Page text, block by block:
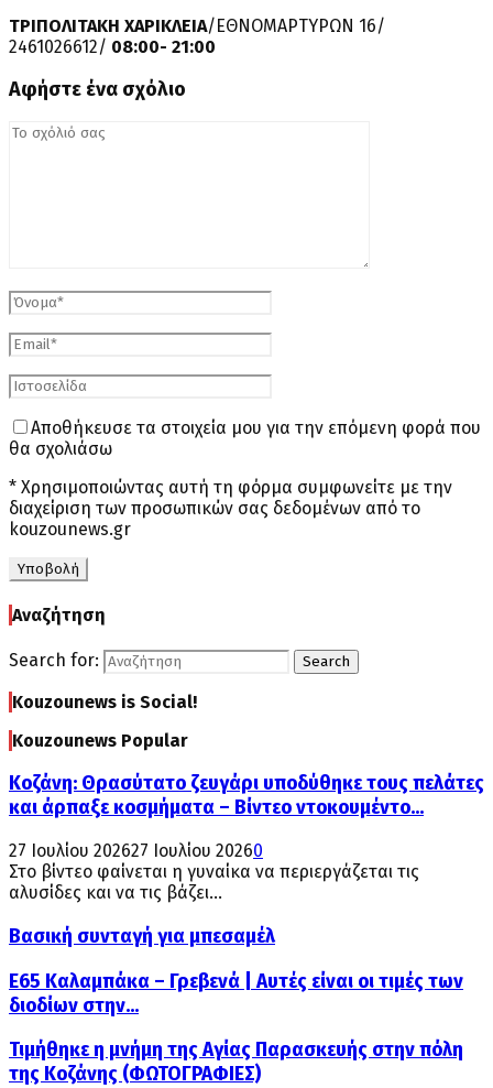
ΤΡΙΠΟΛΙΤΑΚΗ ΧΑΡΙΚΛΕΙΑ/ΕΘΝΟΜΑΡΤΥΡΩΝ 16/
2461026612/ 08:00- 21:00
Αφήστε ένα σχόλιο
Αποθήκευσε τα στοιχεία μου για την επόμενη φορά που
θα σχολιάσω
* Χρησιμοποιώντας αυτή τη φόρμα συμφωνείτε με την
διαχείριση των προσωπικών σας δεδομένων από το
kouzounews.gr
Αναζήτηση
Search for: Search
Kouzounews is Social!
Kouzounews Popular
Κοζάνη: Θρασύτατο ζευγάρι υποδύθηκε τους πελάτες
και άρπαξε κοσμήματα – Βίντεο ντοκουμέντο...
27 Ιουλίου 202627 Ιουλίου 20260
Στο βίντεο φαίνεται η γυναίκα να περιεργάζεται τις
αλυσίδες και να τις βάζει...
Βασική συνταγή για μπεσαμέλ
Ε65 Καλαμπάκα – Γρεβενά | Αυτές είναι οι τιμές των
διοδίων στην...
Τιμήθηκε η μνήμη της Αγίας Παρασκευής στην πόλη
της Κοζάνης (ΦΩΤΟΓΡΑΦΙΕΣ)